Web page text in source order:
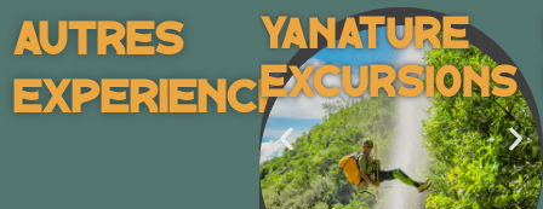
Autres
Experiences
Yanature
Excursions